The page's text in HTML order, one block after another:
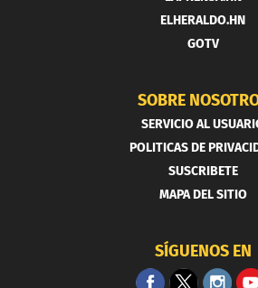
ELHERALDO.HN
GOTV
SOBRE
SERVICIO AL
POLITICAS DE
SUSCRIBETE
MAPA DEL SITIO
SÍGUENOS EN